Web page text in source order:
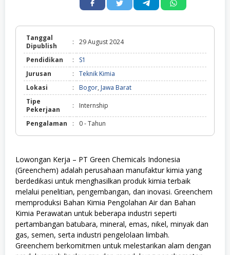
Tanggal
Dipublish
: 29 August 2024
Pendidikan :
S1
Jurusan
:
Teknik Kimia
Lokasi
: Bogor, Jawa Barat
Tipe
Pekerjaan
: Internship
Pengalaman : 0 - Tahun
Lowongan Kerja – PT Green Chemicals Indonesia
(Greenchem) adalah perusahaan manufaktur kimia yang
berdedikasi untuk menghasilkan produk kimia terbaik
melalui penelitian, pengembangan, dan inovasi. Greenchem
memproduksi Bahan Kimia Pengolahan Air dan Bahan
Kimia Perawatan untuk beberapa industri seperti
pertambangan batubara, mineral, emas, nikel, minyak dan
gas, semen, serta industri pengelolaan limbah.
Greenchem berkomitmen untuk melestarikan alam dengan